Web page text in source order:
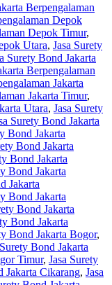
Berpengalaman
Depok
Depok Timur,
Utara, Jasa Surety
Surety Bond Jakarta
Berpengalaman
Jakarta
Jakarta Timur,
Utara, Jasa Surety
Surety Bond Jakarta
Bond Jakarta
Bond Jakarta
Bond Jakarta
Bond Jakarta
Jakarta
Bond Jakarta
Bond Jakarta
Bond Jakarta
Bond Jakarta Bogor,
Bond Jakarta
Timur, Jasa Surety
Jakarta Cikarang, Jasa